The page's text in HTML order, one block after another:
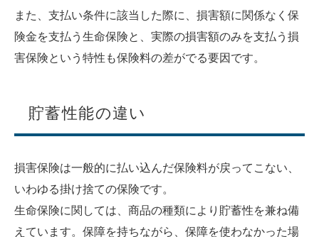
また、支払い条件に該当した際に、損害額に関係なく保
険金を支払う生命保険と、実際の損害額のみを支払う損
害保険という特性も保険料の差がでる要因です。
貯蓄性能の違い
損害保険は一般的に払い込んだ保険料が戻ってこない、
いわゆる掛け捨ての保険です。
生命保険に関しては、商品の種類により貯蓄性を兼ね備
えています。保障を持ちながら、保障を使わなかった場